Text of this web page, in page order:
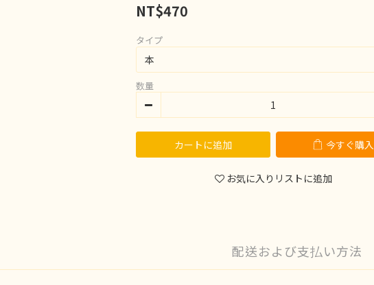
NT$470
タイプ
数量
カートに追加 今すぐ購入
お気に入りリストに追加
配送および支払い方法